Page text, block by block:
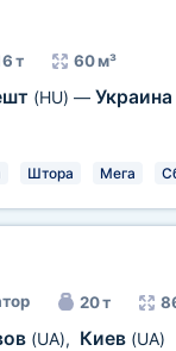
т 60 м³
(HU) — Украина
Штора Мега
20 т
(UA), Киев (UA)